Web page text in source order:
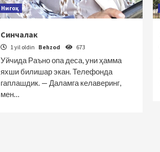
Нигоҳ
Синчалак
1 yil oldin Behzod 673
Уйчида Раъно опа деса, уни ҳамма
яхши билишар экан. Телефонда
гаплашдик. — Даламга келаверинг,
мен…